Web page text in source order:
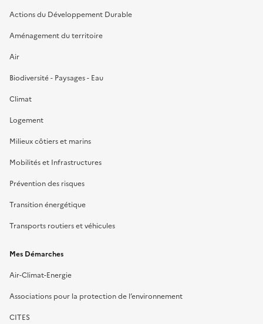
Actions du Développement Durable
Aménagement du territoire
Air
Biodiversité - Paysages - Eau
Climat
Logement
Milieux côtiers et marins
Mobilités et Infrastructures
Prévention des risques
Transition énergétique
Transports routiers et véhicules
Mes Démarches
Air-Climat-Energie
Associations pour la protection de l’environnement
CITES